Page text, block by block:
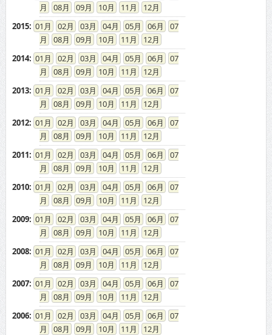
08
09 10 11
12
2015: 01 02 03 04 05 06
07
08
09 10 11
12
2014: 01 02 03 04 05 06
07
08
09 10 11
12
2013: 01 02 03 04 05 06
07
08
09 10 11
12
2012: 01 02 03 04 05 06
07
08
09 10 11
12
2011: 01 02 03 04 05 06
07
08
09 10 11
12
2010: 01 02 03 04 05 06
07
08
09 10 11
12
2009: 01 02 03 04 05 06
07
08
09 10 11
12
2008: 01 02 03 04 05 06
07
08
09 10 11
12
2007: 01 02 03 04 05 06
07
08
09 10 11
12
2006: 01 02 03 04 05 06
07
08
09 10 11
12